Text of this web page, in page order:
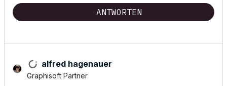
ANTWORTEN
alfred hagenauer
Graphisoft Partner